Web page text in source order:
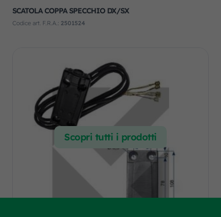
SCATOLA COPPA SPECCHIO DX/SX
Codice art. F.R.A.: 2501524
Scopri tutti i prodotti